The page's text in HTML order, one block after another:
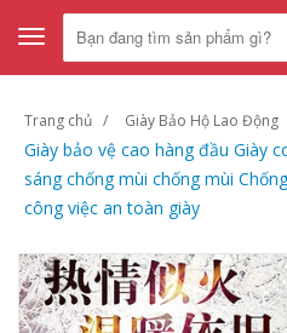
Toggle
navigation
Trang chủ Giày Bảo Hộ Lao Động
Giày bảo vệ cao hàng đầu Giày
sáng chống mùi chống mùi
công việc an toàn giày